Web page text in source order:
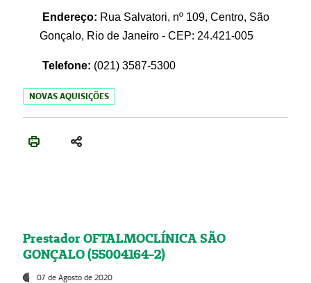
Endereço: Rua Salvatori, nº 109, Centro, São
Gonçalo, Rio de Janeiro - CEP: 24.421-005
Telefone: (021) 3587-5300
NOVAS AQUISIÇÕES
Prestador OFTALMOCLÍNICA SÃO
GONÇALO (55004164-2)
07 de Agosto de 2020